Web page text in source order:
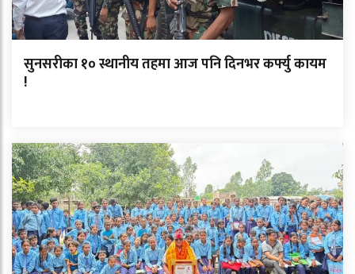
सुनसरीका १० स्थानीय तहमा आज पनि दिनभर कर्फ्यु कायम
!